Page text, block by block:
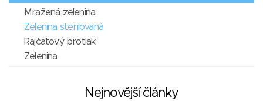
Mražená zelenina
Zelenina sterilovaná
Rajčatový protlak
Zelenina
Nejnovější články